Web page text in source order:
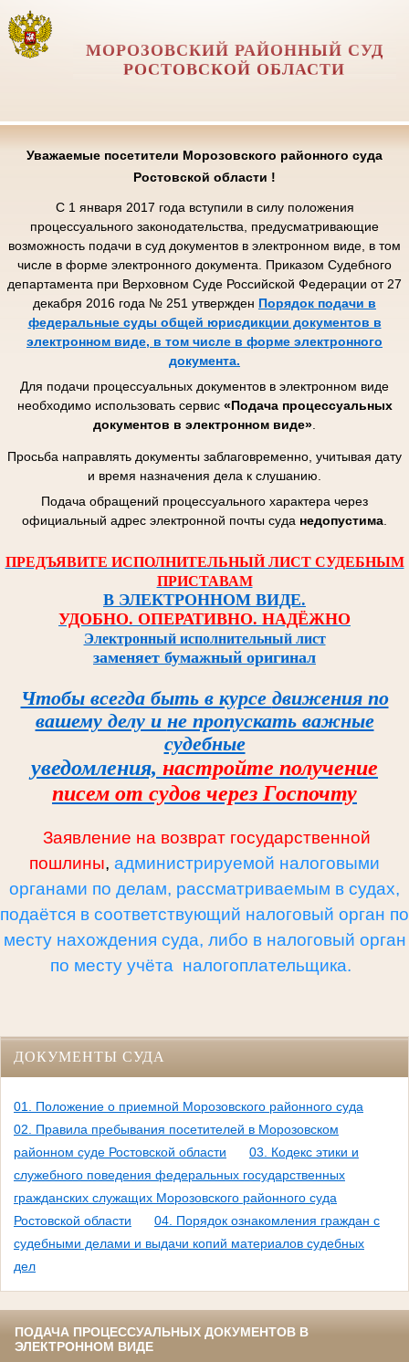
МОРОЗОВСКИЙ РАЙОННЫЙ СУД
РОСТОВСКОЙ ОБЛАСТИ
Уважаемые посетители Морозовского районного суда
Ростовской области !
С 1 января 2017 года вступили в силу положения
процессуального законодательства, предусматривающие
возможность подачи в суд документов в электронном виде, в том
числе в форме электронного документа. Приказом Судебного
департамента при Верховном Суде Российской Федерации от 27
декабря 2016 года № 251 утвержден Порядок подачи в
федеральные суды общей юрисдикции документов в
электронном виде, в том числе в форме электронного
документа.
Для подачи процессуальных документов в электронном виде
необходимо использовать сервис «Подача процессуальных
документов в электронном виде»
Просьба направлять документы заблаговременно, учитывая дату
и время назначения дела к слушанию.
Подача обращений процессуального характера через
официальный адрес электронной почты суда недопустима
ПРЕДЪЯВИТЕ ИСПОЛНИТЕЛЬНЫЙ ЛИСТ СУДЕБНЫМ
ПРИСТАВАМ
В ЭЛЕКТРОННОМ ВИДЕ.
УДОБНО. ОПЕРАТИВНО. НАДЁЖНО
Электронный исполнительный лист
заменяет бумажный оригинал
Чтобы всегда быть в курсе движения по
вашему делу и не пропускать важные
судебные
уведомления, настройте получение
писем от судов через Госпочту
Заявление на возврат государственной
пошлины, администрируемой налоговыми
органами по делам, рассматриваемым в судах,
подаётся в соответствующий налоговый орган по
месту нахождения суда, либо в налоговый орган
по месту учёта налогоплательщика.
ДОКУМЕНТЫ СУДА
01. Положение о приемной Морозовского районного суда
02. Правила пребывания посетителей в Морозовском
районном суде Ростовской области
03. Кодекс этики и
служебного поведения федеральных государственных
гражданских служащих Морозовского районного суда
Ростовской области
04. Порядок ознакомления граждан с
судебными делами и выдачи копий материалов судебных
дел
ПОДАЧА ПРОЦЕССУАЛЬНЫХ ДОКУМЕНТОВ В
ЭЛЕКТРОННОМ ВИДЕ